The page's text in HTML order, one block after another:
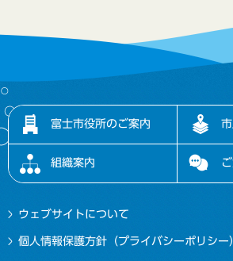
富士市役所のご案内
組織案内
ウェブサイトについて
個人情報保護方針（プライバシーポリシー